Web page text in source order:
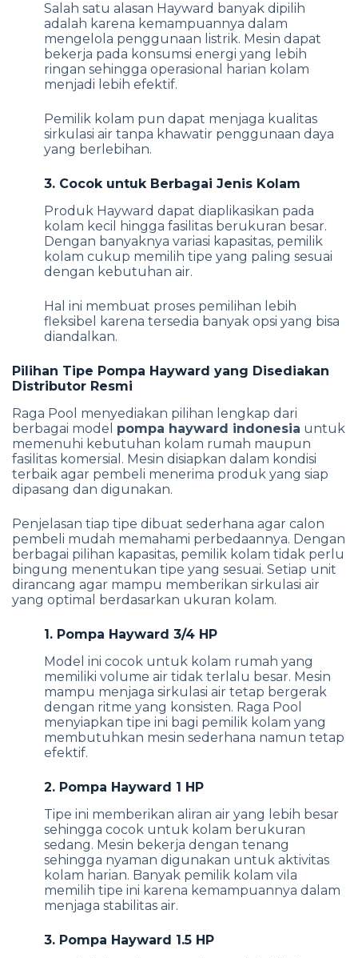
Salah satu alasan Hayward banyak dipilih
adalah karena kemampuannya dalam
mengelola penggunaan listrik. Mesin dapat
bekerja pada konsumsi energi yang lebih
ringan sehingga operasional harian kolam
menjadi lebih efektif.
Pemilik kolam pun dapat menjaga kualitas
sirkulasi air tanpa khawatir penggunaan daya
yang berlebihan.
3. Cocok untuk Berbagai Jenis Kolam
Produk Hayward dapat diaplikasikan pada
kolam kecil hingga fasilitas berukuran besar.
Dengan banyaknya variasi kapasitas, pemilik
kolam cukup memilih tipe yang paling sesuai
dengan kebutuhan air.
Hal ini membuat proses pemilihan lebih
fleksibel karena tersedia banyak opsi yang bisa
diandalkan.
Pilihan Tipe Pompa Hayward yang Disediakan
Distributor Resmi
Raga Pool menyediakan pilihan lengkap dari
berbagai model pompa hayward indonesia untuk
memenuhi kebutuhan kolam rumah maupun
fasilitas komersial. Mesin disiapkan dalam kondisi
terbaik agar pembeli menerima produk yang siap
dipasang dan digunakan.
Penjelasan tiap tipe dibuat sederhana agar calon
pembeli mudah memahami perbedaannya. Dengan
berbagai pilihan kapasitas, pemilik kolam tidak perlu
bingung menentukan tipe yang sesuai. Setiap unit
dirancang agar mampu memberikan sirkulasi air
yang optimal berdasarkan ukuran kolam.
1. Pompa Hayward 3/4 HP
Model ini cocok untuk kolam rumah yang
memiliki volume air tidak terlalu besar. Mesin
mampu menjaga sirkulasi air tetap bergerak
dengan ritme yang konsisten. Raga Pool
menyiapkan tipe ini bagi pemilik kolam yang
membutuhkan mesin sederhana namun tetap
efektif.
2. Pompa Hayward 1 HP
Tipe ini memberikan aliran air yang lebih besar
sehingga cocok untuk kolam berukuran
sedang. Mesin bekerja dengan tenang
sehingga nyaman digunakan untuk aktivitas
kolam harian. Banyak pemilik kolam vila
memilih tipe ini karena kemampuannya dalam
menjaga stabilitas air.
3. Pompa Hayward 1.5 HP